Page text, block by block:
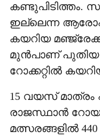
കണ്ടുപിടിത്തം.
ഇല്ലെന്ന
കയറിയ
മുൻപാണ് പുതിയ
റോക്കറ്റിൽ
15 വയസ്
രാജസ്ഥാൻ
മത്സരങ്ങളിൽ